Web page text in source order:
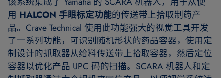
用 HALCON 手眼标定功能的传送带上拾取制药产
品。Crave Technical 使用此功能强大的视觉工具开发
了一系列功能，可识别随机形状的药品容器，使用定
制设计的抓取器从给料传送带上拾取容器，然后定位
容器以优化产品 UPC 码的扫描。SCARA 机器人和定